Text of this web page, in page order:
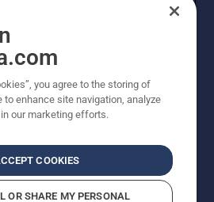
you agree to the storing of
to enhance site navigation, analyze
our marketing efforts.
COOKIES
OR SHARE MY PERSONAL